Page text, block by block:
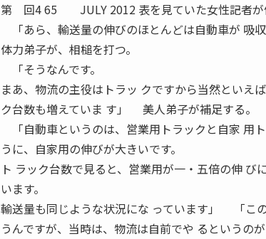
第 回4 65 JULY 2012 表を見ていた女性記者が
「あら、輸送量の伸びのほとんどは自動車が 吸
体力弟子が、相槌を打つ。
「そうなんです。
まあ、物流の主役はトラッ クですから当然といえ
ク台数も増えていま す」 美人弟子が補足する。
「自動車というのは、営業用トラックと自家 用
うに、自家用の伸びが大きいです。
ト ラック台数で見ると、営業用が一・五倍の伸
います。
輸送量も同じような状況にな っています」 「こ
うんですが、当時は、物流は自前でや るという